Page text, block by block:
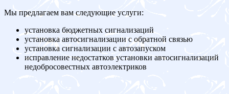
Мы предлагаем вам следующие услуги:
установка бюджетных сигнализаций
установка автосигнализации с обратной связью
установка сигнализации с автозапуском
исправление недостатков установки автосигнализаций
недобросовестных автоэлектриков